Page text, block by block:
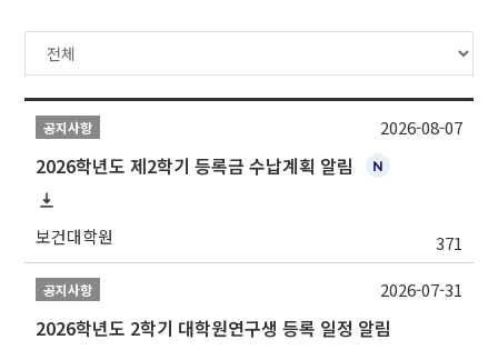
공지사항
2026학년도 제2학기 등록금 수납계획 알림
보건대학원 371
2026-08-07
공지사항
2026학년도 2학기 대학원연구생 등록 일정 알림
2026-07-31